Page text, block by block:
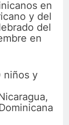
en
y del
del
en
niños y